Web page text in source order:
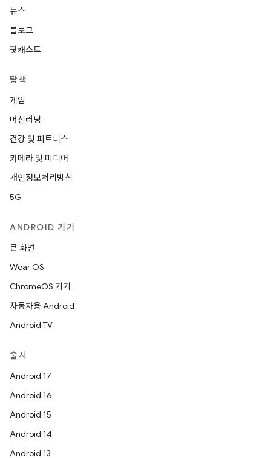
뉴스
블로그
팟캐스트
탐색
게임
머신러닝
건강 및 피트니스
카메라 및 미디어
개인정보처리방침
5G
ANDROID 기기
큰 화면
Wear OS
ChromeOS 기기
자동차용 Android
Android TV
출시
Android 17
Android 16
Android 15
Android 14
Android 13